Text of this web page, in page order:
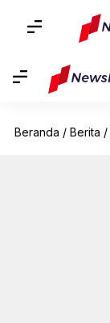
Beranda / Berita /